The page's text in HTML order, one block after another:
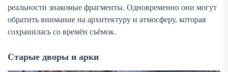
реальности знакомые фрагменты. Одновременно они могут
обратить внимание на архитектуру и атмосферу, которая
сохранилась со времён съёмок.
Старые дворы и арки